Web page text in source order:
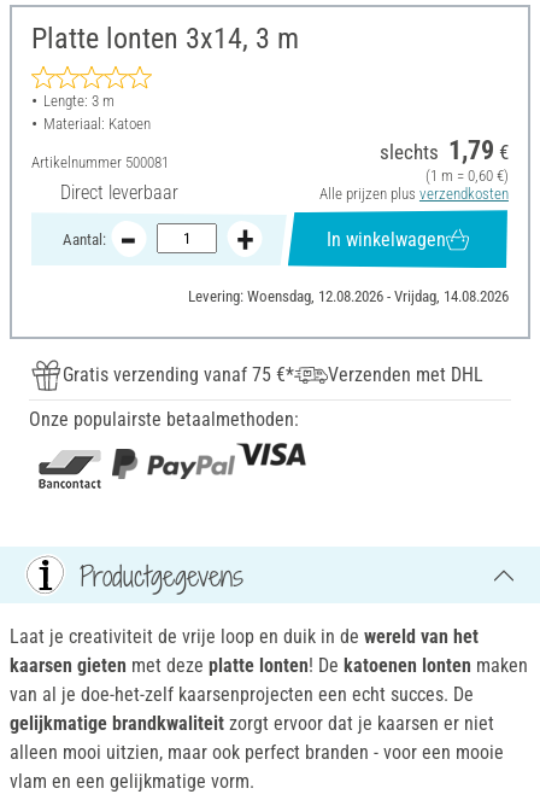
Platte lonten 3x14, 3 m
Lengte: 3 m
Materiaal: Katoen
Artikelnummer 500081
Direct leverbaar
slechts 1,79 €
(1 m = 0,60 €)
Alle prijzen plus verzendkosten
Aantal: In winkelwagen
Levering: Woensdag, 12.08.2026 - Vrijdag, 14.08.2026
Gratis verzending vanaf 75 €*
Verzenden met DHL
Onze populairste betaalmethoden:
Productgegevens
Laat je creativiteit de vrije loop en duik in de wereld van het
kaarsen gieten met deze platte lonten! De katoenen lonten maken
van al je doe-het-zelf kaarsenprojecten een echt succes. De
gelijkmatige brandkwaliteit zorgt ervoor dat je kaarsen er niet
alleen mooi uitzien, maar ook perfect branden - voor een mooie
vlam en een gelijkmatige vorm.